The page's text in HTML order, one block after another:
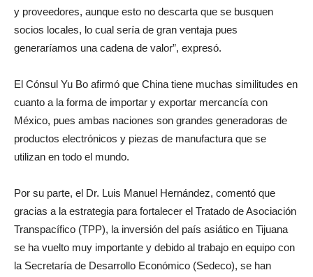
y proveedores, aunque esto no descarta que se busquen
socios locales, lo cual sería de gran ventaja pues
generaríamos una cadena de valor”, expresó.
El Cónsul Yu Bo afirmó que China tiene muchas similitudes en
cuanto a la forma de importar y exportar mercancía con
México, pues ambas naciones son grandes generadoras de
productos electrónicos y piezas de manufactura que se
utilizan en todo el mundo.
Por su parte, el Dr. Luis Manuel Hernández, comentó que
gracias a la estrategia para fortalecer el Tratado de Asociación
Transpacífico (TPP), la inversión del país asiático en Tijuana
se ha vuelto muy importante y debido al trabajo en equipo con
la Secretaría de Desarrollo Económico (Sedeco), se han